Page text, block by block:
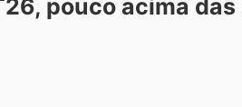
pouco acima